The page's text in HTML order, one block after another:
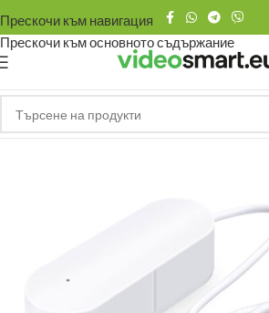
Прескочи към навигация
Прескочи към основното съдържание